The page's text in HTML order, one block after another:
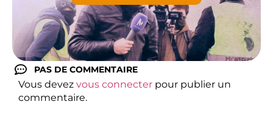
PAS DE COMMENTAIRE
Vous devez vous connecter pour publier un
commentaire.